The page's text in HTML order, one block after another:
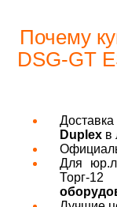
Почему
DSG-GT
Duplex в
Для
Торг-